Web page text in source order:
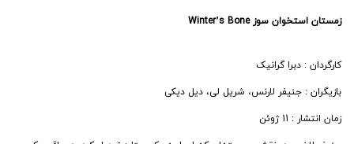
زمستان استخوان سوز Winter’s Bone
کارگردان : دبرا گرانیک
بازیگران : جنیفر لارنس، شریل لی، دیل دیکی
زمان انتشار : 11 ژوئن